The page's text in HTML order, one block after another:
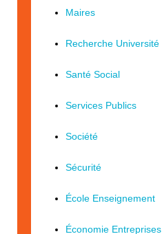
Maires
Recherche Université
Santé Social
Services Publics
Société
Sécurité
École Enseignement
Économie Entreprises